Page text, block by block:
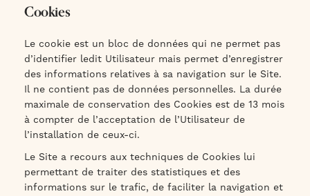
Cookies
Le cookie est un bloc de données qui ne permet pas
d’identifier ledit Utilisateur mais permet d’enregistrer
des informations relatives à sa navigation sur le Site.
Il ne contient pas de données personnelles. La durée
maximale de conservation des Cookies est de 13 mois
à compter de l’acceptation de l’Utilisateur de
l’installation de ceux-ci.
Le Site a recours aux techniques de Cookies lui
permettant de traiter des statistiques et des
informations sur le trafic, de faciliter la navigation et